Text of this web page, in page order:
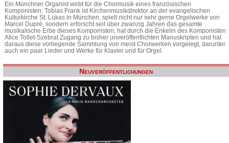
Ein Münchner Organist wirbt für die Chormusik eines französischen
Komponisten: Tobias Frank ist Kirchenmusikdirektor an der evangelischen
Kulturkirche St. Lukas in München, spielt nicht nur sehr gerne Orgelwerke von
Marcel Dupré, sondern erforscht seit über zwanzig Jahren das gesamte
musikalische Erbe dieses Komponisten, hat durch die Enkelin des Komponisten
Alice Tollet-Szebrat Zugang zu bisher unveröffentlichten Manuskripten und hat
daraus diese vorliegende Sammlung von meist Chorwerken vorgelegt, darunter
auch ein paar Lieder und Werke für Klavier und für Orgel.
Neuveröffentlichungen